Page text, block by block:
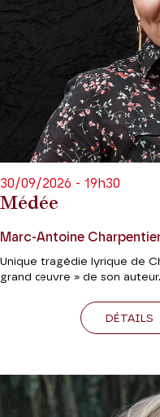
Médée
30/09/2026 - 19h30
Marc-Antoine
Unique tragédie lyrique de
grand œuvre » de son auteur.
DÉTAILS